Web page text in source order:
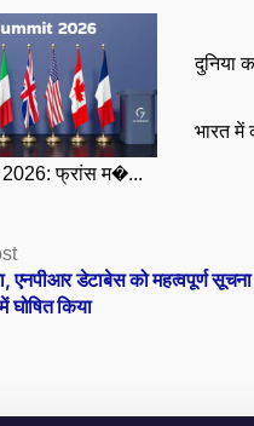
फ्रांस म�...
दुनिया
भारत में
Previous
post:
एनपीआर डेटाबेस को महत्वपूर्ण सूचना
किया